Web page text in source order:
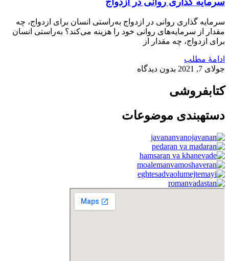
سرمایه گذاری روانی در ازدواج به‌راستی انسان برای ازدواج، چه
مقدار از سرمایه‌های روانی خود را هزینه می‌کند؟ به‌راستی انسان
برای ازدواج، چه مقدار از
ادامۀ مطلب
جولای 7, 2021
بدون دیدگاه
کتابفروشی
دسته‎بندی موضوعات